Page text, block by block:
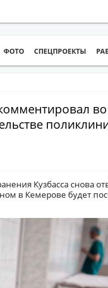
ФОТО СПЕЦПРОЕКТЫ
Кузбасса снова
в Кемерове будет